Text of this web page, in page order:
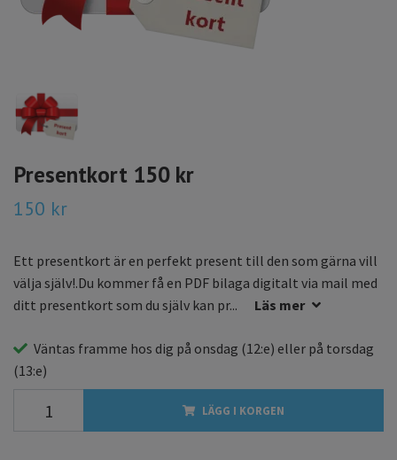
Presentkort 150 kr
150 kr
Ett presentkort är en perfekt present till den som gärna vill
välja själv!.Du kommer få en PDF bilaga digitalt via mail med
ditt presentkort som du själv kan pr...
Läs mer
Väntas framme hos dig på onsdag (12:e) eller på torsdag
(13:e)
LÄGG I KORGEN